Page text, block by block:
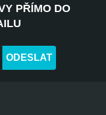
PŘÍMO DO
ODESLAT